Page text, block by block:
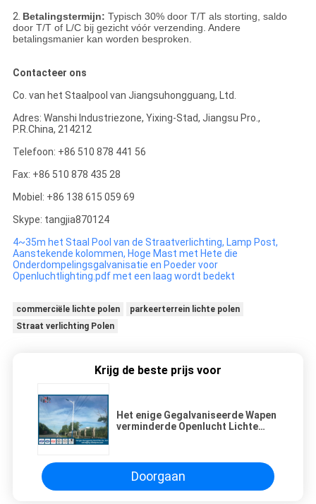
2. Betalingstermijn: Typisch 30% door T/T als storting, saldo
door T/T of L/C bij gezicht vóór verzending. Andere
betalingsmanier kan worden besproken.
Contacteer ons
Co. van het Staalpool van Jiangsuhongguang, Ltd.
Adres: Wanshi Industriezone, Yixing-Stad, Jiangsu Pro.,
P.R.China, 214212
Telefoon: +86 510 878 441 56
Fax: +86 510 878 435 28
Mobiel: +86 138 615 059 69
Skype: tangjia870124
4~35m het Staal Pool van de Straatverlichting, Lamp Post,
Aanstekende kolommen, Hoge Mast met Hete die
Onderdompelingsgalvanisatie en Poeder voor
Openluchtlighting.pdf met een laag wordt bedekt
commerciële lichte polen
parkeerterrein lichte polen
Straat verlichting Polen
Krijg de beste prijs voor
Het enige Gegalvaniseerde Wapen
verminderde Openlucht Lichte
Doorgaan